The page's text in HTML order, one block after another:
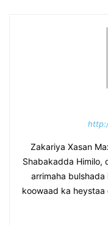
Zakariya Xasan
Shabakadda Himilo,
arrimaha
koowaad ka heystaa